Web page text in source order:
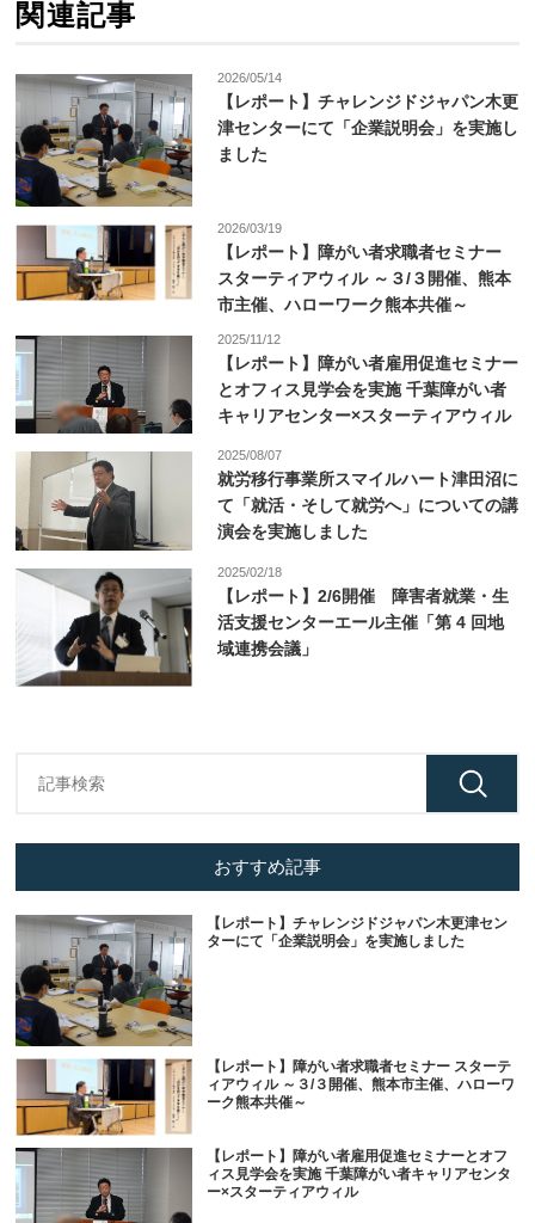
関連記事
2026/05/14
【レポート】チャレンジドジャパン木更
津センターにて「企業説明会」を実施し
ました
2026/03/19
【レポート】障がい者求職者セミナー
スターティアウィル ～３/３開催、熊本
市主催、ハローワーク熊本共催～
2025/11/12
【レポート】障がい者雇用促進セミナー
とオフィス見学会を実施 千葉障がい者
キャリアセンター×スターティアウィル
2025/08/07
就労移行事業所スマイルハート津田沼に
て「就活・そして就労へ」についての講
演会を実施しました
2025/02/18
【レポート】2/6開催 障害者就業・生
活支援センターエール主催「第 4 回地
域連携会議」
おすすめ記事
【レポート】チャレンジドジャパン木更津セン
ターにて「企業説明会」を実施しました
【レポート】障がい者求職者セミナー スターテ
ィアウィル ～３/３開催、熊本市主催、ハローワ
ーク熊本共催～
【レポート】障がい者雇用促進セミナーとオフ
ィス見学会を実施 千葉障がい者キャリアセンタ
ー×スターティアウィル